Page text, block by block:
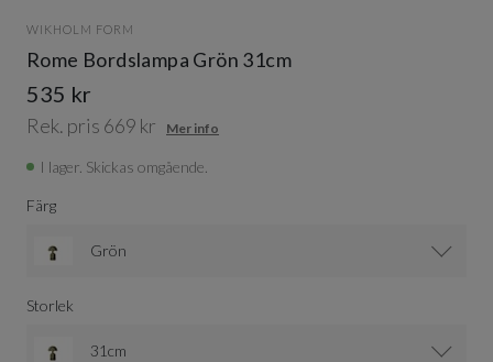
WIKHOLM FORM
Rome Bordslampa Grön 31cm
535 kr
Rek. pris 669 kr Mer info
I lager. Skickas omgående.
Färg
Grön
Storlek
31cm